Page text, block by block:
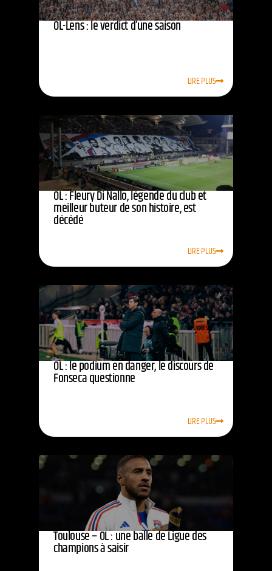
OL-Lens : le verdict d’une saison
LIRE PLUS
OL : Fleury Di Nallo, légende du club et
meilleur buteur de son histoire, est
décédé
LIRE PLUS
OL : le podium en danger, le discours de
Fonseca questionne
LIRE PLUS
Toulouse – OL : une balle de Ligue des
champions à saisir